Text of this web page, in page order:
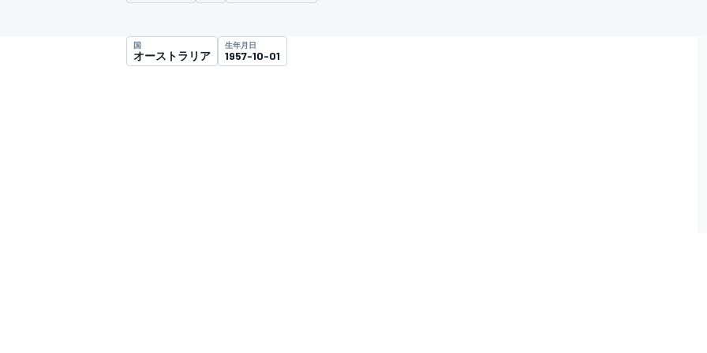
スーパーフォーミュラ
国
オーストラリア
生年月日
1957-10-01